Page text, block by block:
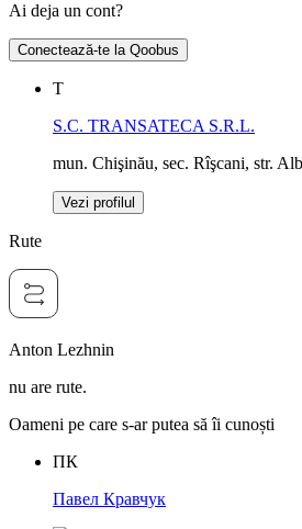
Ai deja un cont?
Conectează-te la Qoobus
T
S.C. TRANSATECA S.R.L.
mun. Chişinău, sec. Rîşcani, str.
Vezi profilul
Rute
Anton Lezhnin
nu are rute.
Oameni pe care s-ar putea să îi cunoști
ПК
Павел Кравчук